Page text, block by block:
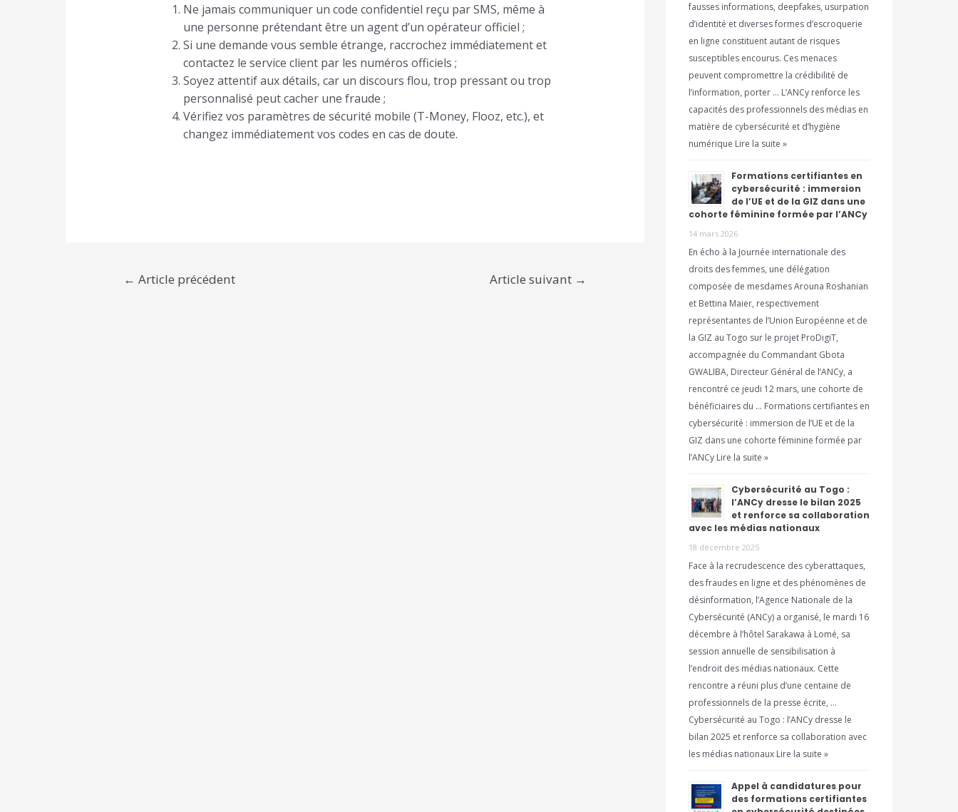
Ne jamais communiquer un code confidentiel reçu par SMS, même à
une personne prétendant être un agent d’un opérateur officiel ;
Si une demande vous semble étrange, raccrochez immédiatement et
contactez le service client par les numéros officiels ;
Soyez attentif aux détails, car un discours flou, trop pressant ou trop
personnalisé peut cacher une fraude ;
Vérifiez vos paramètres de sécurité mobile (T-Money, Flooz, etc.), et
changez immédiatement vos codes en cas de doute.
← Article précédent Article suivant →
fausses informations, deepfakes, usurpation
d’identité et diverses formes d’escroquerie
en ligne constituent autant de risques
susceptibles encourus. Ces menaces
peuvent compromettre la crédibilité de
l’information, porter … L’ANCy renforce les
capacités des professionnels des médias en
matière de cybersécurité et d’hygiène
numérique Lire la suite »
Formations certifiantes en
cybersécurité : immersion
de l’UE et de la GIZ dans une
cohorte féminine formée par l’ANCy
14 mars 2026
En écho à la Journée internationale des
droits des femmes, une délégation
composée de mesdames Arouna Roshanian
et Bettina Maier, respectivement
représentantes de l’Union Européenne et de
la GIZ au Togo sur le projet ProDigiT,
accompagnée du Commandant Gbota
GWALIBA, Directeur Général de l’ANCy, a
rencontré ce jeudi 12 mars, une cohorte de
bénéficiaires du … Formations certifiantes en
cybersécurité : immersion de l’UE et de la
GIZ dans une cohorte féminine formée par
l’ANCy Lire la suite »
Cybersécurité au Togo :
l’ANCy dresse le bilan 2025
et renforce sa collaboration
avec les médias nationaux
18 décembre 2025
Face à la recrudescence des cyberattaques,
des fraudes en ligne et des phénomènes de
désinformation, l’Agence Nationale de la
Cybersécurité (ANCy) a organisé, le mardi 16
décembre à l’hôtel Sarakawa à Lomé, sa
session annuelle de sensibilisation à
l’endroit des médias nationaux. Cette
rencontre a réuni plus d’une centaine de
professionnels de la presse écrite, …
Cybersécurité au Togo : l’ANCy dresse le
bilan 2025 et renforce sa collaboration avec
les médias nationaux Lire la suite »
Appel à candidatures pour
des formations certifiantes